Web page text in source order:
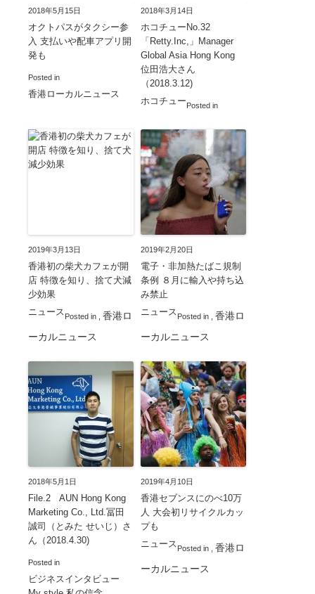
2018年5月15日
オクトパスがタクシー参
入 支払いや配車アプリ開
発も
Posted in
香港ローカルニュース
2018年3月14日
ホコチューNo.32
「Retty.Inc,」Manager
Global Asia Hong Kong
位田浩大さん
（2018.3.12)
Posted in
ホコチュー
2019年3月13日
香港初の柴犬カフェが開
店 特徴を知り、捨て犬減
少効果
Posted in
ニュース
香港ロ
ーカルニュース
2019年2月20日
電子・非加熱たばこ規制
条例 ８月に輸入や持ち込
み禁止
Posted in
ニュース
香港ロ
ーカルニュース
2018年5月1日
File.2 AUN Hong Kong
Marketing Co., Ltd.冨田
誠司（とみた せいじ）さ
ん（2018.4.30)
Posted in
ビジネスインタビュー
2019年4月10日
香港セブンスにのべ10万
人 大会初リサイクルカッ
プも
Posted in
ニュース
香港ロ
ーカルニュース